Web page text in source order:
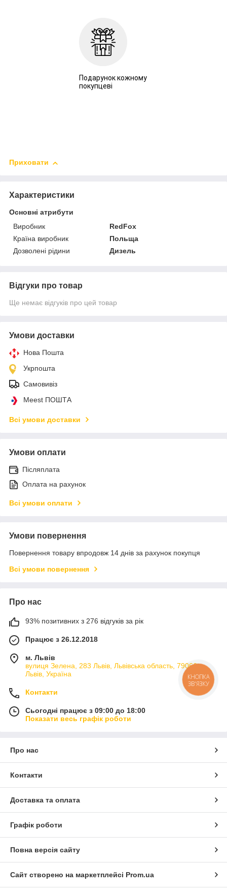
Подарунок кожному
покупцеві
Приховати
Характеристики
Основні атрибути
Виробник
RedFox
Країна виробник
Польща
Дозволені рідини
Дизель
Відгуки про товар
Ще немає відгуків про цей товар
Умови доставки
Нова Пошта
Укрпошта
Самовивіз
Meest ПОШТА
Всі умови доставки
Умови оплати
Післяплата
Оплата на рахунок
Всі умови оплати
Умови повернення
Повернення товару впродовж 14 днів за рахунок покупця
Всі умови повернення
Про нас
93% позитивних з 276 відгуків за рік
Працює з 26.12.2018
м. Львів
вулиця Зелена, 283 Львів, Львівська область, 79066,
Львів, Україна
Контакти
Сьогодні працює з 09:00 до 18:00
Показати весь графік роботи
Про нас
Контакти
Доставка та оплата
Графік роботи
Повна версія сайту
Сайт створено на маркетплейсі Prom.ua
КНОПКА
ЗВ'ЯЗКУ